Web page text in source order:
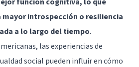
mayor introspección o resiliencia
a lo largo del tiempo.
las experiencias de
social pueden influir en cómo